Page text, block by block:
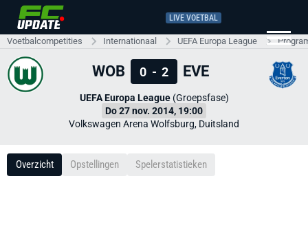
LIVE VOETBAL
Voetbalcompetities Internationaal UEFA Europa League
WOB 0 - 2 EVE
UEFA Europa League(Groepsfase)
Do 27 nov. 2014, 19:00
Volkswagen Arena Wolfsburg, Duitsland
Overzicht Opstellingen Spelerstatistieken